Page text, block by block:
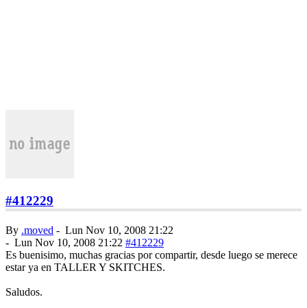
#412229
By .moved - Lun Nov 10, 2008 21:22
- Lun Nov 10, 2008 21:22 #412229
Es buenisimo, muchas gracias por compartir, desde luego se merece
estar ya en TALLER Y SKITCHES.
Saludos.